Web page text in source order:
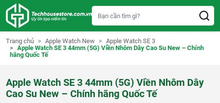
Trang chủ Apple Watch New
Apple Watch SE 3
Apple Watch SE 3 44mm (5G) Viền Nhôm Dây Cao Su New – Chính
hãng Quốc Tế
Apple Watch SE 3 44mm (5G) Viền Nhôm Dây
Cao Su New – Chính hãng Quốc Tế